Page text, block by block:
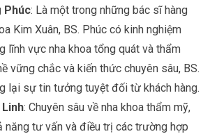
Phúc: Là một trong những bác sĩ hàng
Kim Xuân, BS. Phúc có kinh nghiệm
lĩnh vực nha khoa tổng quát và thẩm
vững chắc và kiến thức chuyên sâu, BS.
lại sự tin tưởng tuyệt đối từ khách hàng.
Linh: Chuyên sâu về nha khoa thẩm mỹ,
năng tư vấn và điều trị các trường hợp